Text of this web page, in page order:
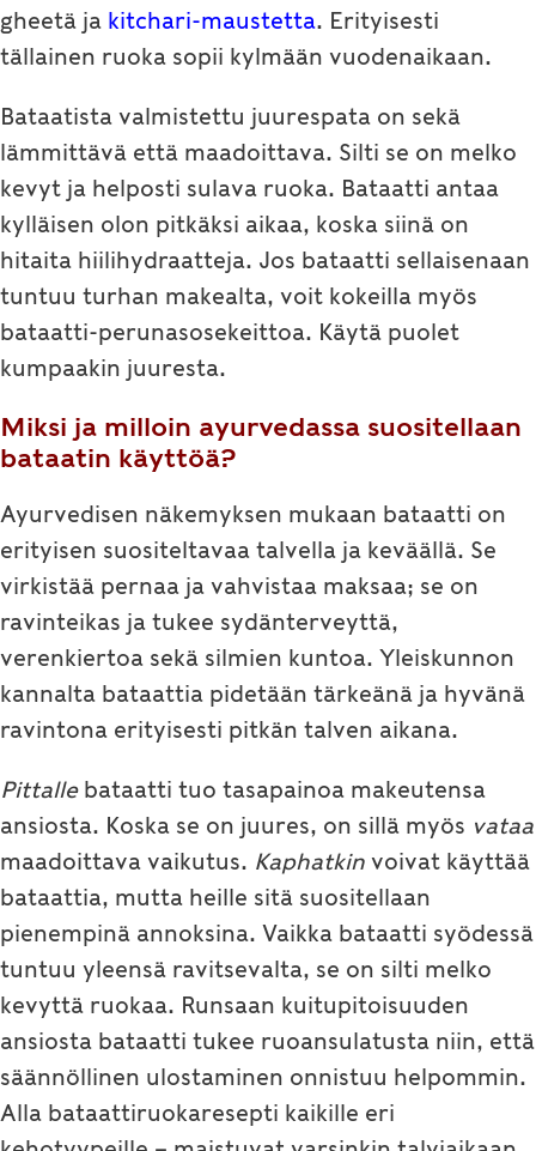
gheetä ja kitchari-maustetta. Erityisesti
tällainen ruoka sopii kylmään vuodenaikaan.
Bataatista valmistettu juurespata on sekä
lämmittävä että maadoittava. Silti se on melko
kevyt ja helposti sulava ruoka. Bataatti antaa
kylläisen olon pitkäksi aikaa, koska siinä on
hitaita hiilihydraatteja. Jos bataatti sellaisenaan
tuntuu turhan makealta, voit kokeilla myös
bataatti-perunasosekeittoa. Käytä puolet
kumpaakin juuresta.
Miksi ja milloin ayurvedassa suositellaan
bataatin käyttöä?
Ayurvedisen näkemyksen mukaan bataatti on
erityisen suositeltavaa talvella ja keväällä. Se
virkistää pernaa ja vahvistaa maksaa; se on
ravinteikas ja tukee sydänterveyttä,
verenkiertoa sekä silmien kuntoa. Yleiskunnon
kannalta bataattia pidetään tärkeänä ja hyvänä
ravintona erityisesti pitkän talven aikana.
Pittallebataatti tuo tasapainoa makeutensa
ansiosta. Koska se on juures, on sillä myös vataa
maadoittava vaikutus. Kaphatkin voivat käyttää
bataattia, mutta heille sitä suositellaan
pienempinä annoksina. Vaikka bataatti syödessä
tuntuu yleensä ravitsevalta, se on silti melko
kevyttä ruokaa. Runsaan kuitupitoisuuden
ansiosta bataatti tukee ruoansulatusta niin, että
säännöllinen ulostaminen onnistuu helpommin.
Alla bataattiruokaresepti kaikille eri